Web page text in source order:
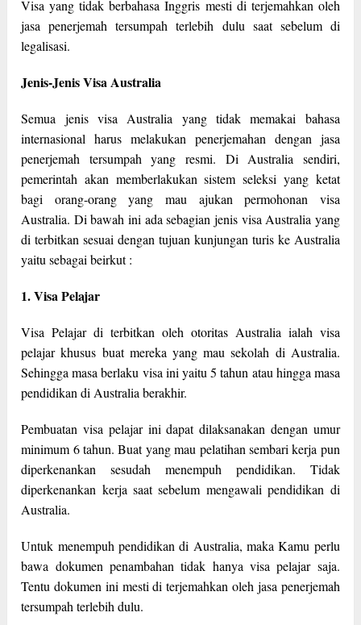
Visa yang tidak berbahasa Inggris mesti di terjemahkan oleh
jasa penerjemah tersumpah terlebih dulu saat sebelum di
legalisasi.
Jenis-Jenis Visa Australia
Semua jenis visa Australia yang tidak memakai bahasa
internasional harus melakukan penerjemahan dengan jasa
penerjemah tersumpah yang resmi. Di Australia sendiri,
pemerintah akan memberlakukan sistem seleksi yang ketat
bagi orang-orang yang mau ajukan permohonan visa
Australia. Di bawah ini ada sebagian jenis visa Australia yang
di terbitkan sesuai dengan tujuan kunjungan turis ke Australia
yaitu sebagai beirkut :
1. Visa Pelajar
Visa Pelajar di terbitkan oleh otoritas Australia ialah visa
pelajar khusus buat mereka yang mau sekolah di Australia.
Sehingga masa berlaku visa ini yaitu 5 tahun atau hingga masa
pendidikan di Australia berakhir.
Pembuatan visa pelajar ini dapat dilaksanakan dengan umur
minimum 6 tahun. Buat yang mau pelatihan sembari kerja pun
diperkenankan sesudah menempuh pendidikan. Tidak
diperkenankan kerja saat sebelum mengawali pendidikan di
Australia.
Untuk menempuh pendidikan di Australia, maka Kamu perlu
bawa dokumen penambahan tidak hanya visa pelajar saja.
Tentu dokumen ini mesti di terjemahkan oleh jasa penerjemah
tersumpah terlebih dulu.